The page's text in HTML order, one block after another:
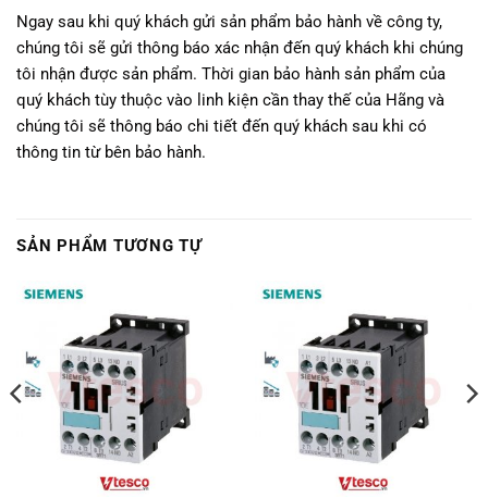
Ngay sau khi quý khách gửi sản phẩm bảo hành về công ty,
chúng tôi sẽ gửi thông báo xác nhận đến quý khách khi chúng
tôi nhận được sản phẩm. Thời gian bảo hành sản phẩm của
quý khách tùy thuộc vào linh kiện cần thay thế của Hãng và
chúng tôi sẽ thông báo chi tiết đến quý khách sau khi có
thông tin từ bên bảo hành.
SẢN PHẨM TƯƠNG TỰ